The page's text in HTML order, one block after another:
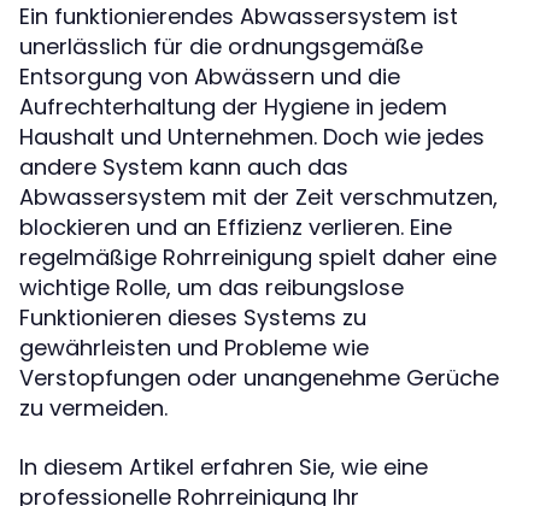
Ein funktionierendes Abwassersystem ist
unerlässlich für die ordnungsgemäße
Entsorgung von Abwässern und die
Aufrechterhaltung der Hygiene in jedem
Haushalt und Unternehmen. Doch wie jedes
andere System kann auch das
Abwassersystem mit der Zeit verschmutzen,
blockieren und an Effizienz verlieren. Eine
regelmäßige Rohrreinigung spielt daher eine
wichtige Rolle, um das reibungslose
Funktionieren dieses Systems zu
gewährleisten und Probleme wie
Verstopfungen oder unangenehme Gerüche
zu vermeiden.
In diesem Artikel erfahren Sie, wie eine
professionelle Rohrreinigung Ihr